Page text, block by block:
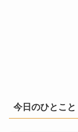
今日のひとこと